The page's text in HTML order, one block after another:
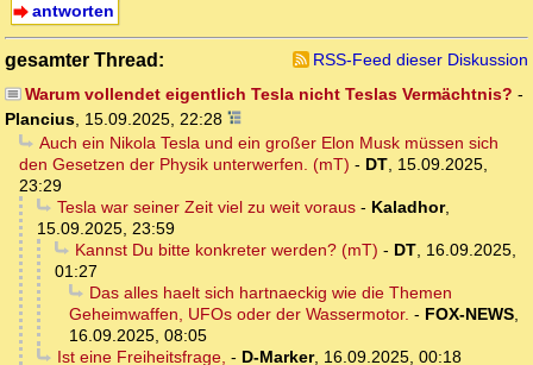
antworten
gesamter Thread:
RSS-Feed dieser Diskussion
Warum vollendet eigentlich Tesla nicht Teslas Vermächtnis? -
Plancius, 15.09.2025, 22:28
Auch ein Nikola Tesla und ein großer Elon Musk müssen sich
den Gesetzen der Physik unterwerfen. (mT) - DT, 15.09.2025,
23:29
Tesla war seiner Zeit viel zu weit voraus- Kaladhor,
15.09.2025, 23:59
Kannst Du bitte konkreter werden? (mT) - DT, 16.09.2025,
01:27
Das alles haelt sich hartnaeckig wie die Themen
Geheimwaffen, UFOs oder der Wassermotor. - FOX-NEWS,
16.09.2025, 08:05
Ist eine Freiheitsfrage, - D-Marker, 16.09.2025, 00:18